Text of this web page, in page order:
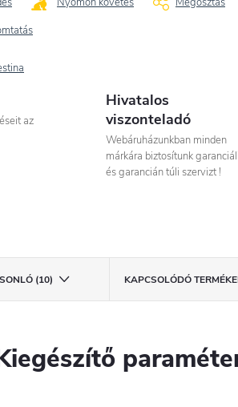
az
Hivatalos
viszonteladó
Webáruházunkban minden
márkára biztosítunk
és garancián túli szervizt !
(10) KAPCSOLÓDÓ